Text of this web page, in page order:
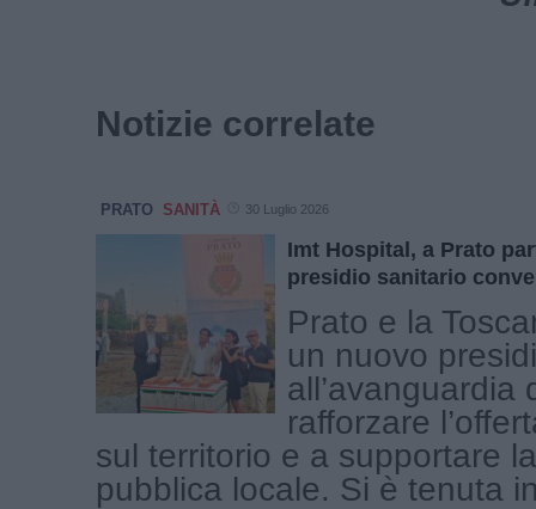
Notizie correlate
PRATO SANITÀ 30 Luglio 2026
Imt Hospital, a Prato
presidio sanitario
Prato e la
un nuovo
all’avanguardia
rafforzare
sul territorio e a supportare
pubblica locale. Si è tenuta